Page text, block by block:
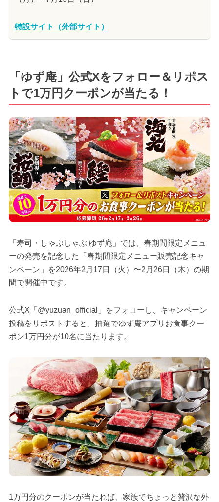
特設サイト（外部サイト）
「ゆず庵」公式Xをフォロー＆リポス
トで1万円クーポンが当たる！
「寿司・しゃぶしゃぶ ゆず庵」では、春期間限定メニュ
ーの発売を記念した「春期間限定メニュー販売記念キャ
ンペーン」を2026年2月17日（火）〜2月26日（木）の期
間で開催中です。
公式X「@yuzuan_official」をフォローし、キャンペーン
投稿をリポストすると、抽選でゆず庵アプリお食事クー
ポン1万円分が10名に当たります。
1万円分のクーポンが当たれば、家族でちょっと贅沢な外